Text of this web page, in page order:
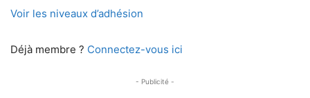
Voir les niveaux d’adhésion
Déjà membre ? Connectez-vous ici
- Publicité -